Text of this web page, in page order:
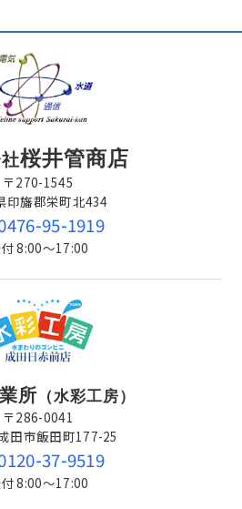
桜井管商店
〒270-1545
印旛郡栄町北434
95-1919
8:00～17:00
所 （水彩工房）
〒286-0041
田市飯田町177-25
37-9519
8:00～17:00